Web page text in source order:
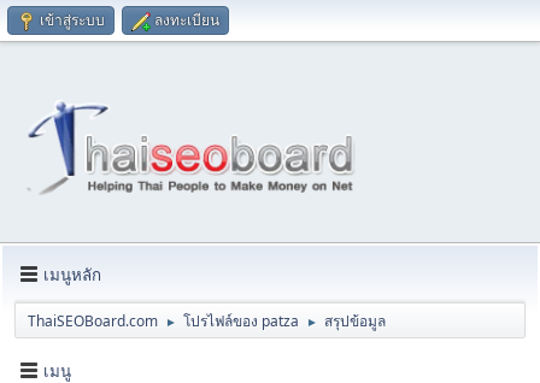
เข้าสู่ระบบ ลงทะเบียน
เมนูหลัก
ThaiSEOBoard.com ► โปรไฟล์ของ patza ► สรุปข้อมูล
เมนู